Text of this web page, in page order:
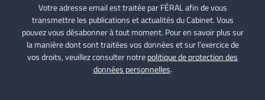
Votre adresse email est traitée par FÉRAL afin de vous
transmettre les publications et actualités du Cabinet. Vous
pouvez vous désabonner à tout moment. Pour en savoir plus sur
la manière dont sont traitées vos données et sur l’exercice de
vos droits, veuillez consulter notrepolitique de protection des
données personnelles.